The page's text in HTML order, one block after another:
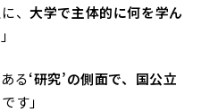
、大学で主体的に何を学ん
る‘研究’の側面で、国公立
す」